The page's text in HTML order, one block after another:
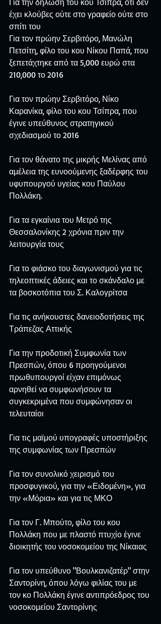
έχει κλούβες ούτε στο γραφείο ούτε στο
σπίτι του
Για τον πρώην Σερβιτόρο, Μανώλη
Πετσίτη, φίλο του κου Νίκου Παπά, που
ξεπετάχτηκε από τα 5,000 ευρώ στα
210,000 το 2016
Για τον πρώην Σερβιτόρο, Νίκο
Καρανίκα, φίλο του κου Τσίπρα, που
έγινε υπεύθυνος στρατηγικού
σχεδιασμού το 2016
Για τον θάνατο της μικρής Μελίνας από
αμέλεια της ευνοούμενης ξαδέρφης του
υφυπουργού υγείας κου Παύλου
Πολλάκη.
Για τα εγκαίνια του Μετρό της
Θεσσαλονίκης 2 χρόνια πριν την
λειτουργία τους
Για το φιάσκο του διαγωνισμού για τις
τηλεοπτικές άδειες και το σκάνδαλο με
τα βοσκοτόπια του Σ. Καλογρίτσα
Για τις ανήκουστες δανειοδοτήσεις της
Τράπεζας Αττικής
Για την προδοτική Συμφωνία των
Πρεσπών, όπου 6 προηγούμενοι
πρωθυπουργοί είχαν επιμόνως
αρνηθεί να συμφωνήσουν τα
συγκεκριμένα που συμφώνησαν οι
τελευταίοι
Για τις μαϊμού υπογραφές υποστήριξης
της συμφωνίας των Πρεσπών
Για τον συνολικό χειρισμό του
προσφυγικού, για την «Ειδομένη», για
την «Μόρια» και για τις ΜΚΟ
Για τον Γ. Μπούτο, φίλο του κου
Πολλάκη που με πλαστό πτυχίο έγινε
διοικητής του νοσοκομείου της Νίκαιας
Για τον υπεύθυνο "Βουλκανιζατέρ" στην
Σαντορίνη, όπου λόγω φιλίας του με
τον κο Πολλάκη έγινε αντιπρόεδρος του
νοσοκομείου Σαντορίνης